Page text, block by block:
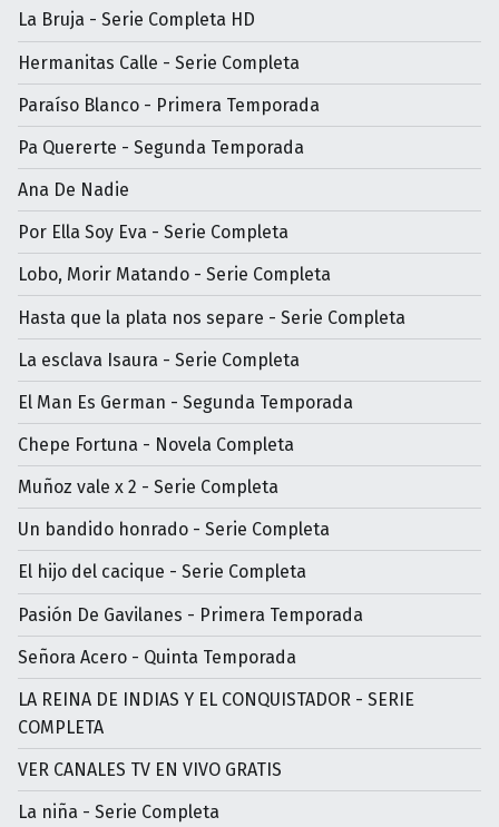
La Bruja - Serie Completa HD
Hermanitas Calle - Serie Completa
Paraíso Blanco - Primera Temporada
Pa Quererte - Segunda Temporada
Ana De Nadie
Por Ella Soy Eva - Serie Completa
Lobo, Morir Matando - Serie Completa
Hasta que la plata nos separe - Serie Completa
La esclava Isaura - Serie Completa
El Man Es German - Segunda Temporada
Chepe Fortuna - Novela Completa
Muñoz vale x 2 - Serie Completa
Un bandido honrado - Serie Completa
El hijo del cacique - Serie Completa
Pasión De Gavilanes - Primera Temporada
Señora Acero - Quinta Temporada
LA REINA DE INDIAS Y EL CONQUISTADOR - SERIE
COMPLETA
VER CANALES TV EN VIVO GRATIS
La niña - Serie Completa